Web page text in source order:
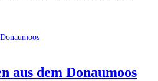
aus dem Donaumoos